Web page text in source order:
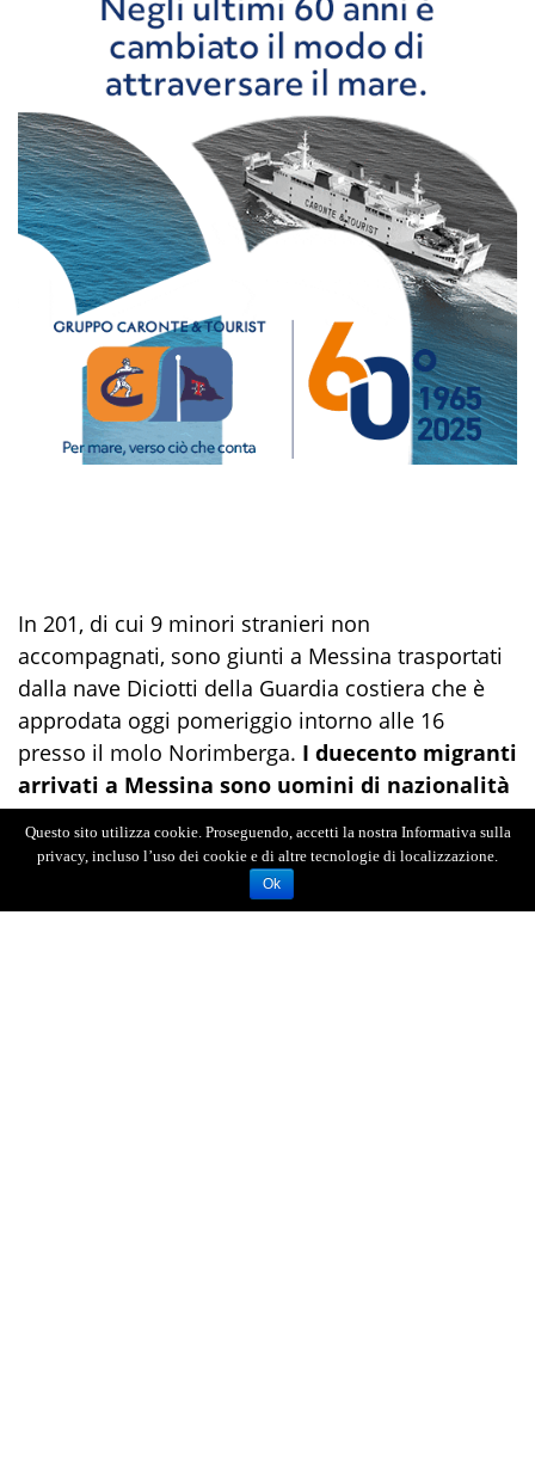
In 201, di cui 9 minori stranieri non
accompagnati, sono giunti a Messina trasportati
dalla nave Diciotti della Guardia costiera che è
approdata oggi pomeriggio intorno alle 16
presso il molo Norimberga. I duecento migranti
arrivati a Messina sono uomini di nazionalità
prevalentemente siriana, egiziana e
pakistana. Ad attenderli il sistema di
accoglienza, coordinato dalla Prefettura di
Messina, in cui operano, secondo le rispettive
Questo sito utilizza cookie. Proseguendo, accetti la nostra Informativa sulla
privacy, incluso l’uso dei cookie e di altre tecnologie di localizzazione.
Ok